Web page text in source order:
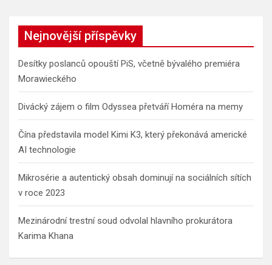
Nejnovější příspěvky
Desítky poslanců opouští PiS, včetně bývalého premiéra
Morawieckého
Divácký zájem o film Odyssea přetváří Homéra na memy
Čína představila model Kimi K3, který překonává americké
AI technologie
Mikrosérie a autentický obsah dominují na sociálních sítích
v roce 2023
Mezinárodní trestní soud odvolal hlavního prokurátora
Karima Khana